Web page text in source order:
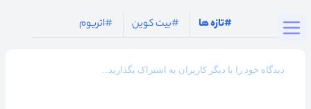
#تازه ها #بیت کوین #اتریوم